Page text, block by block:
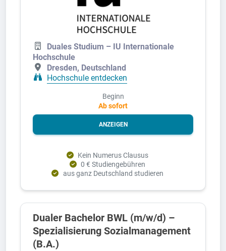
Duales Studium – IU Internationale
Hochschule
Dresden, Deutschland
Hochschule entdecken
Beginn
Ab sofort
ANZEIGEN
Kein Numerus Clausus
0 € Studiengebühren
aus ganz Deutschland studieren
Dualer Bachelor BWL (m/w/d) –
Spezialisierung Sozialmanagement
(B.A.)